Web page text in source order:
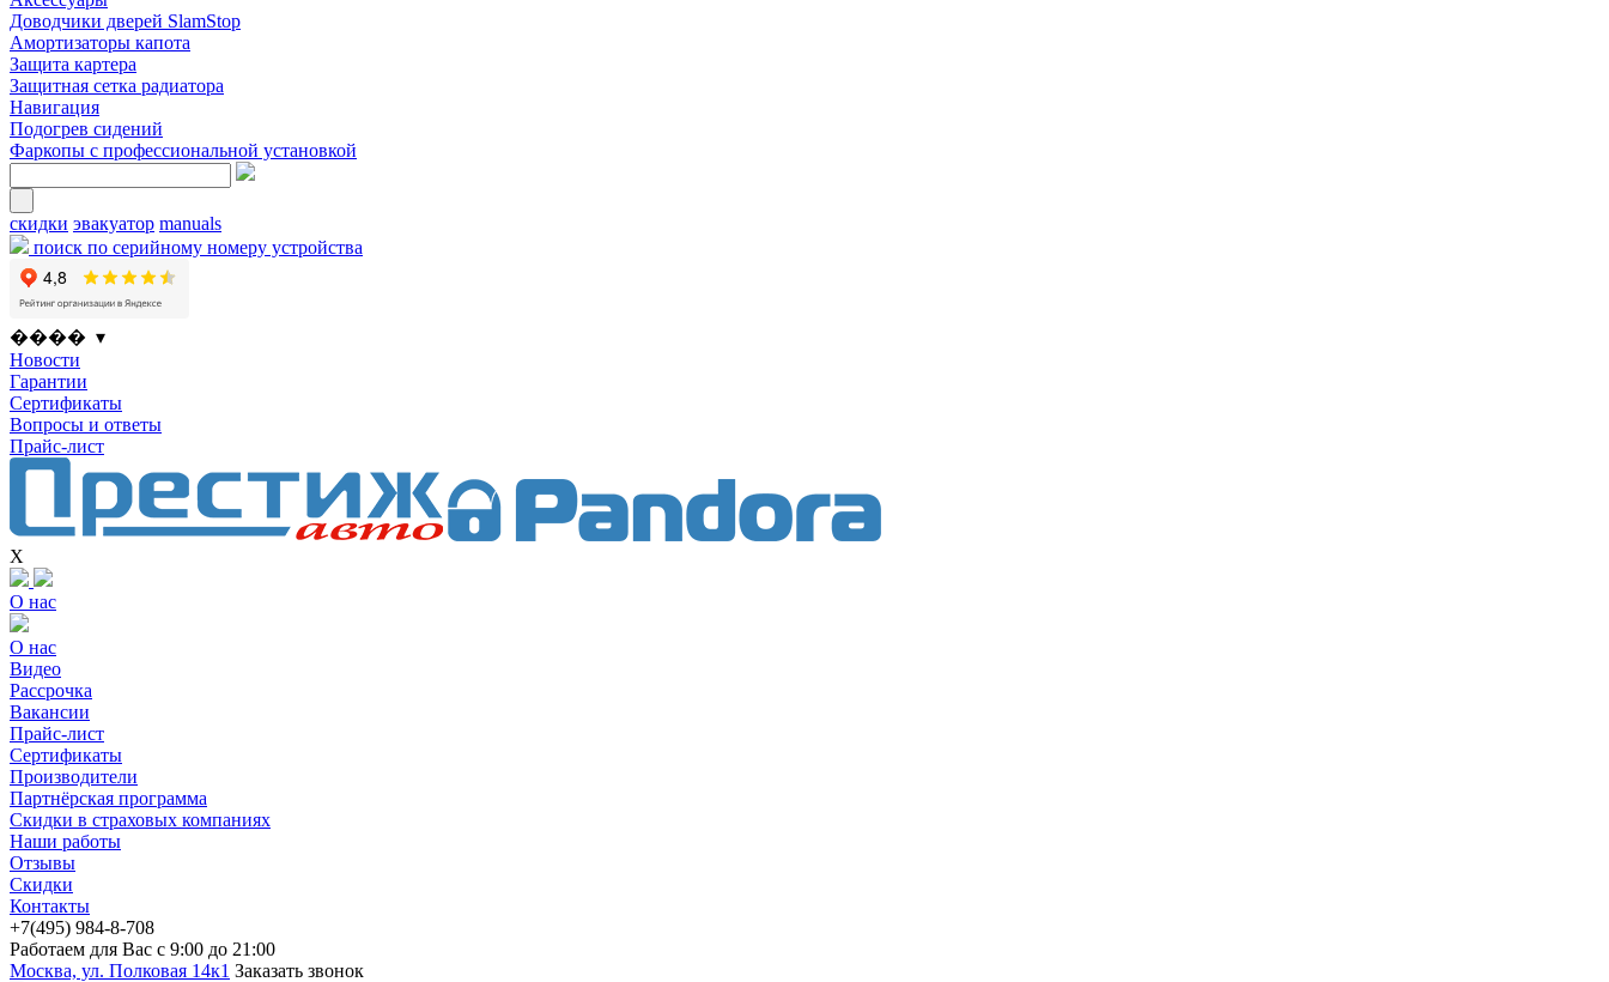
Доводчики дверей SlamStop
Амортизаторы капота
Защита картера
Защитная сетка радиатора
Навигация
Подогрев сидений
Фаркопы с профессиональной установкой
скидки эвакуатор manuals
поиск по серийному номеру устройства
���� ▾
Новости
Гарантии
Сертификаты
Вопросы и ответы
Прайс-лист
X
О нас
О нас
Видео
Рассрочка
Вакансии
Прайс-лист
Сертификаты
Производители
Партнёрская программа
Скидки в страховых компаниях
Наши работы
Отзывы
Скидки
Контакты
+7(495) 984-8-708
Работаем для Вас с 9:00 до 21:00
Москва, ул. Полковая 14к1 Заказать звонок